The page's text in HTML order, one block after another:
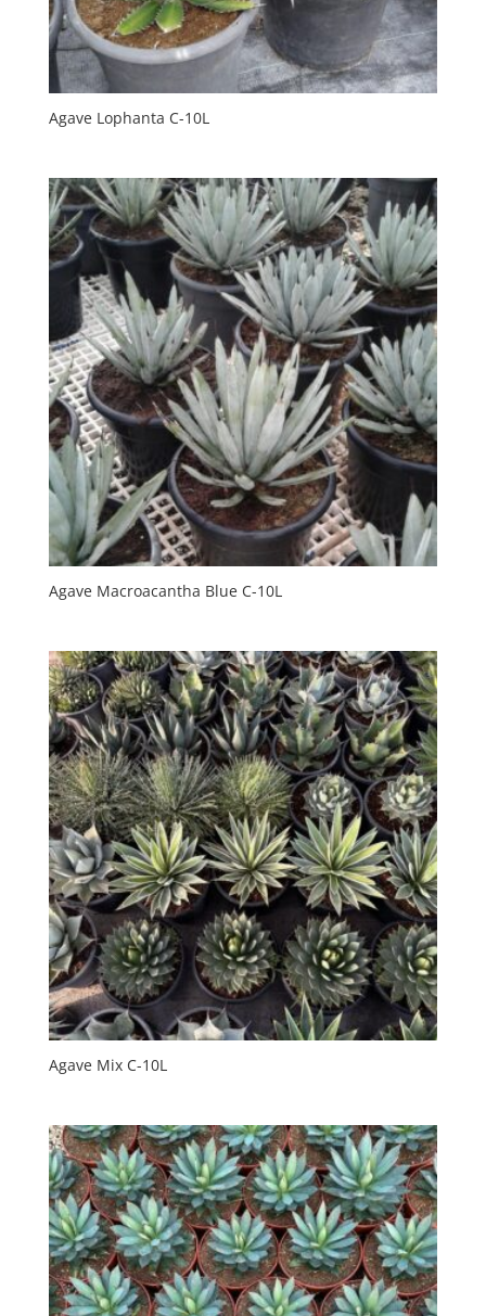
Agave Lophanta C-10L
Agave Macroacantha Blue C-10L
Agave Mix C-10L